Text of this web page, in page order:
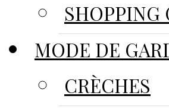
SHOPPING
MODE DE
CRÈCHES